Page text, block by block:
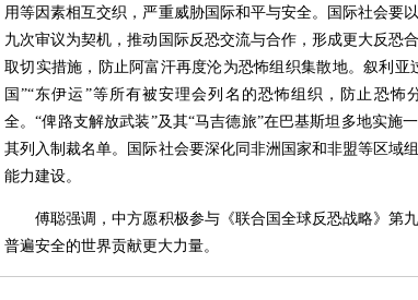
用等因素相互交织，严重威胁国际和平与安全。国际社会要
九次审议为契机，推动国际反恐交流与合作，形成更大反恐
取切实措施，防止阿富汗再度沦为恐怖组织集散地。叙利亚
国”“东伊运”等所有被安理会列名的恐怖组织，防止恐怖
全。“俾路支解放武装”及其“马吉德旅”在巴基斯坦多地实施
其列入制裁名单。国际社会要深化同非洲国家和非盟等区域
能力建设。
傅聪强调，中方愿积极参与《联合国全球反恐战略》第九
普遍安全的世界贡献更大力量。